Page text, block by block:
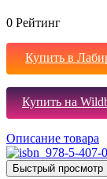
0 Рейтинг
Купить в
Купить на
Описание товара
Быстрый просмотр